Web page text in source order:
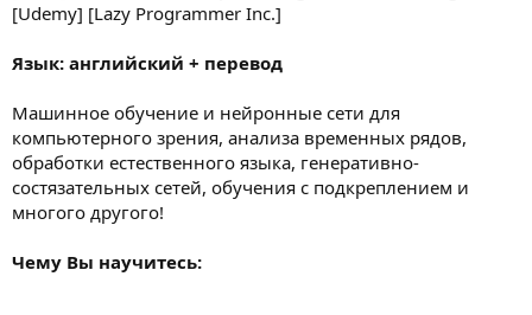
[Udemy] [Lazy Programmer Inc.]
Язык: английский + перевод
Машинное обучение и нейронные сети для
компьютерного зрения, анализа временных рядов,
обработки естественного языка, генеративно-
состязательных сетей, обучения с подкреплением и
многого другого!
Чему Вы научитесь: